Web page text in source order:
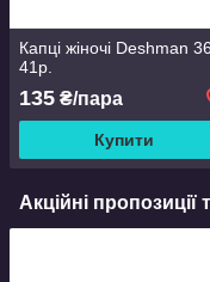
Капці жіночі Deshman
41р.
135 ₴/пара
Купити
Акційні пропозиції